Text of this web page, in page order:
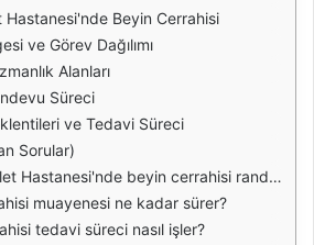
Hastanesi'nde Beyin Cerrahisi
ve Görev Dağılımı
Alanları
Süreci
ve Tedavi Süreci
Sorular)
beyin cerrahisi randevusu nasıl alınır?
muayenesi ne kadar sürer?
tedavi süreci nasıl işler?